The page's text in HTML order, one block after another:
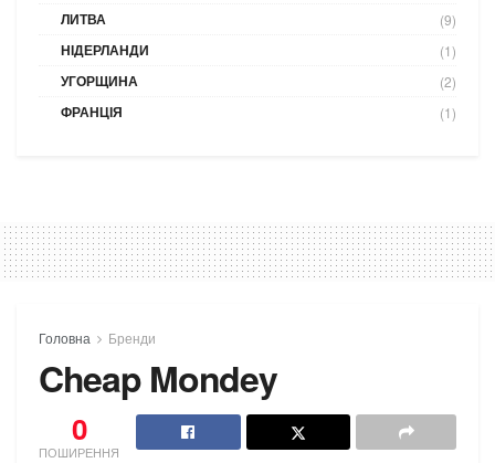
ЛИТВА (9)
НІДЕРЛАНДИ (1)
УГОРЩИНА (2)
ФРАНЦІЯ (1)
Головна Бренди
Cheap Mondey
0
ПОШИРЕННЯ